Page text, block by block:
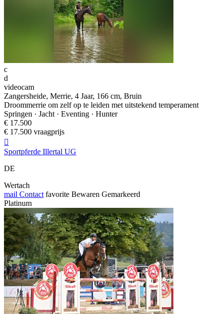
c
d
videocam
Zangersheide, Merrie, 4 Jaar, 166 cm, Bruin
Droommerrie om zelf op te leiden met uitstekend temperament
Springen · Jacht · Eventing · Hunter
€ 17.500
€ 17.500 vraagprijs

Sportpferde Illertal UG
DE
Wertach
mail Contact favorite Bewaren Gemarkeerd
Platinum